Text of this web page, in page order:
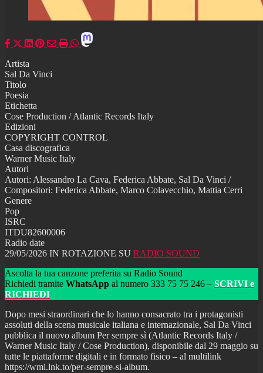
Artista
Sal Da Vinci
Titolo
Poesia
Etichetta
Cose Production / Atlantic Records Italy
Edizioni
COPYRIGHT CONTROL
Casa discografica
Warner Music Italy
Autori
Autori: Alessandro La Cava, Federica Abbate, Sal Da Vinci /
Compositori: Federica Abbate, Marco Colavecchio, Mattia Cerri
Genere
Pop
ISRC
ITDU82600006
Radio date
29/05/2026 IN ROTAZIONE SU RADIO SOUND
Ascolta la tua canzone preferita su Radio Sound
Richiedi tramite WhatsApp al numero 333 75 75 246 – SCRIVI e
RICHIEDI
Dopo mesi straordinari che lo hanno consacrato tra i protagonisti
assoluti della scena musicale italiana e internazionale, Sal Da Vinci
pubblica il nuovo album Per sempre sì (Atlantic Records Italy /
Warner Music Italy / Cose Production), disponibile dal 29 maggio su
tutte le piattaforme digitali e in formato fisico – al multilink
https://wmi.lnk.to/per-sempre-si-album.